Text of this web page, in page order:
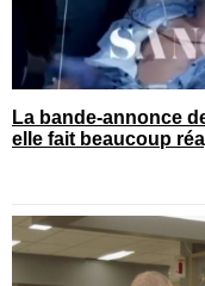
La bande-annonce
elle fait beaucoup